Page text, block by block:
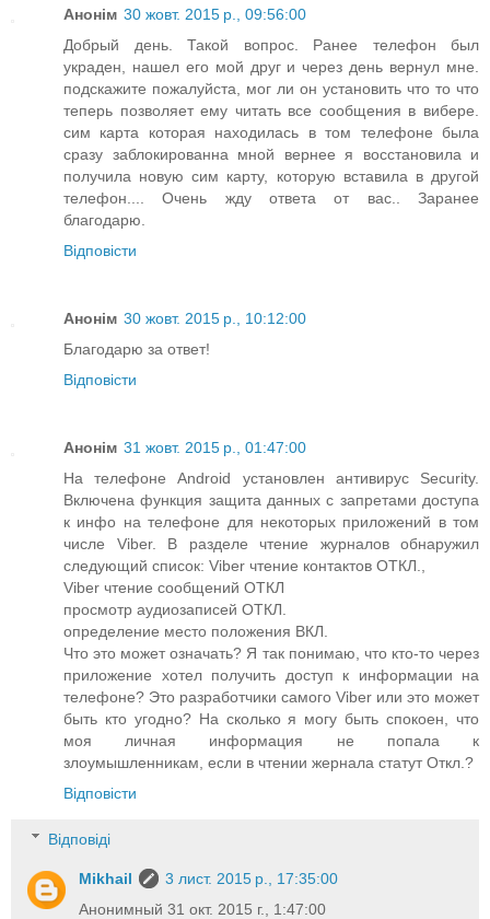
Анонім 30 жовт. 2015 р., 09:56:00
Добрый день. Такой вопрос. Ранее телефон был
украден, нашел его мой друг и через день вернул мне.
подскажите пожалуйста, мог ли он установить что то что
теперь позволяет ему читать все сообщения в вибере.
сим карта которая находилась в том телефоне была
сразу заблокированна мной вернее я восстановила и
получила новую сим карту, которую вставила в другой
телефон.... Очень жду ответа от вас.. Заранее
благодарю.
Відповісти
Анонім 30 жовт. 2015 р., 10:12:00
Благодарю за ответ!
Відповісти
Анонім 31 жовт. 2015 р., 01:47:00
На телефоне Android установлен антивирус Security.
Включена функция защита данных с запретами доступа
к инфо на телефоне для некоторых приложений в том
числе Viber. В разделе чтение журналов обнаружил
следующий список: Viber чтение контактов ОТКЛ.,
Viber чтение сообщений ОТКЛ
просмотр аудиозаписей ОТКЛ.
определение место положения ВКЛ.
Что это может означать? Я так понимаю, что кто-то через
приложение хотел получить доступ к информации на
телефоне? Это разработчики самого Viber или это может
быть кто угодно? На сколько я могу быть спокоен, что
моя личная информация не попала к
злоумышленникам, если в чтении жернала статут Откл.?
Відповісти
Відповіді
Mikhail
3 лист. 2015 р., 17:35:00
Анонимный 31 окт. 2015 г., 1:47:00